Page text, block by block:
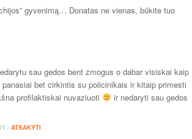
gyvenimą… Donatas ne vienas, būkite tuo
sau gedos bent zmogus o dabar visiskai kaip
bet cirkintis su policinikais ir kitaip primesti
profilaktiskai nuvaziuoti
ir nedaryti sau gedos
· ATSAKYTI